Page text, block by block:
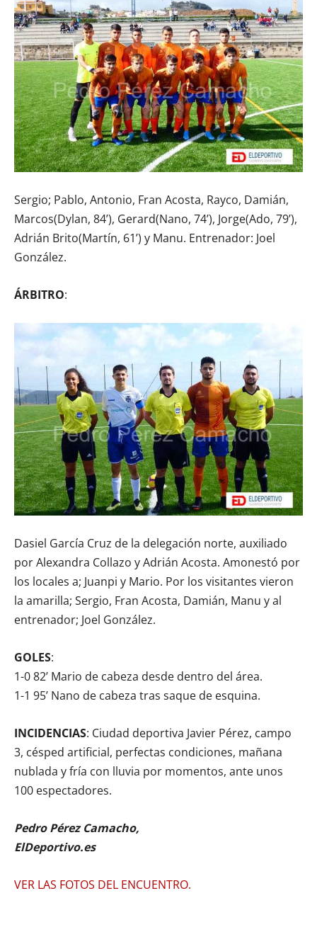
Sergio; Pablo, Antonio, Fran Acosta, Rayco, Damián,
Marcos(Dylan, 84’), Gerard(Nano, 74’), Jorge(Ado, 79’),
Adrián Brito(Martín, 61’) y Manu. Entrenador: Joel
González.
ÁRBITRO:
Dasiel García Cruz de la delegación norte, auxiliado
por Alexandra Collazo y Adrián Acosta. Amonestó por
los locales a; Juanpi y Mario. Por los visitantes vieron
la amarilla; Sergio, Fran Acosta, Damián, Manu y al
entrenador; Joel González.
GOLES:
1-0 82’ Mario de cabeza desde dentro del área.
1-1 95’ Nano de cabeza tras saque de esquina.
INCIDENCIAS: Ciudad deportiva Javier Pérez, campo
3, césped artificial, perfectas condiciones, mañana
nublada y fría con lluvia por momentos, ante unos
100 espectadores.
Pedro Pérez Camacho,
ElDeportivo.es
VER LAS FOTOS DEL ENCUENTRO.